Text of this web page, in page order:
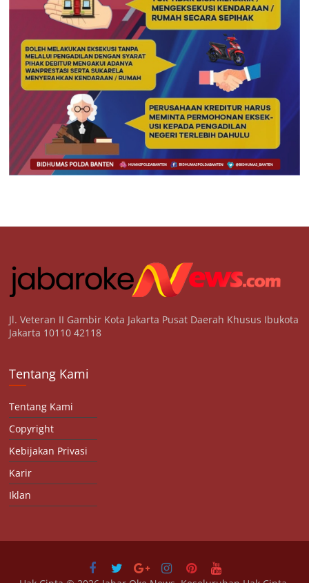
Jl. Veteran II Gambir Kota Jakarta Pusat Daerah Khusus Ibukota
Jakarta 10110 42118
Tentang Kami
Tentang Kami
Copyright
Kebijakan Privasi
Karir
Iklan